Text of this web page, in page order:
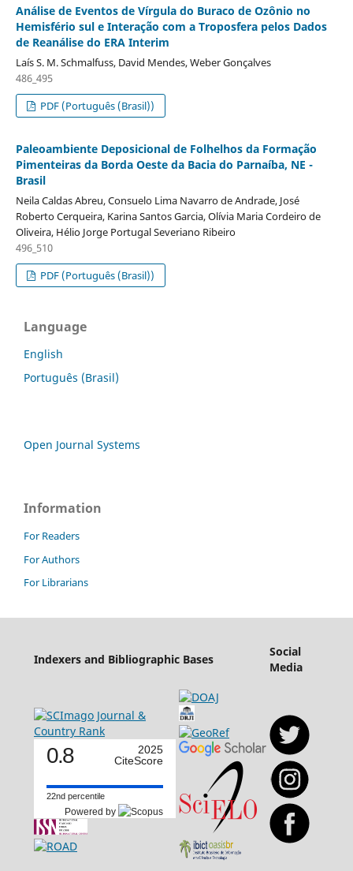
Análise de Eventos de Vírgula do Buraco de Ozônio no
Hemisfério sul e Interação com a Troposfera pelos Dados
de Reanálise do ERA Interim
Laís S. M. Schmalfuss, David Mendes, Weber Gonçalves
486_495
PDF (Português (Brasil))
Paleoambiente Deposicional de Folhelhos da Formação
Pimenteiras da Borda Oeste da Bacia do Parnaíba, NE -
Brasil
Neila Caldas Abreu, Consuelo Lima Navarro de Andrade, José
Roberto Cerqueira, Karina Santos Garcia, Olívia Maria Cordeiro de
Oliveira, Hélio Jorge Portugal Severiano Ribeiro
496_510
PDF (Português (Brasil))
Language
English
Português (Brasil)
Open Journal Systems
Information
For Readers
For Authors
For Librarians
Indexers and Bibliographic Bases
Social
Media
0.8
2025
CiteScore
22nd percentile
Powered by